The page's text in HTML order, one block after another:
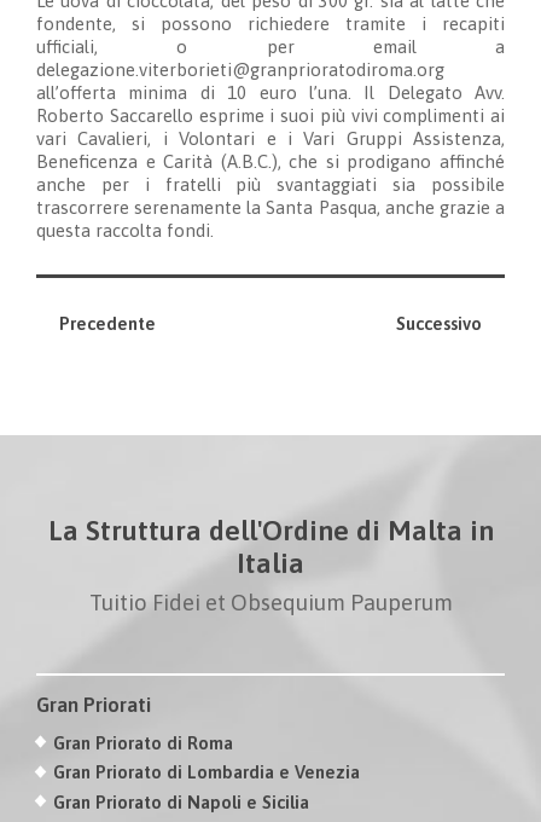
fondente, si possono richiedere tramite i recapiti
ufficiali, o per email a
delegazione.viterborieti@granprioratodiroma.org
all’offerta minima di 10 euro l’una. Il Delegato Avv.
Roberto Saccarello esprime i suoi più vivi complimenti ai
vari Cavalieri, i Volontari e i Vari Gruppi Assistenza,
Beneficenza e Carità (A.B.C.), che si prodigano affinché
anche per i fratelli più svantaggiati sia possibile
trascorrere serenamente la Santa Pasqua, anche grazie a
questa raccolta fondi.
Precedente Successivo
La Struttura dell'Ordine di Malta in
Italia
Tuitio Fidei et Obsequium Pauperum
Gran Priorati
Gran Priorato di Roma
Gran Priorato di Lombardia e Venezia
Gran Priorato di Napoli e Sicilia